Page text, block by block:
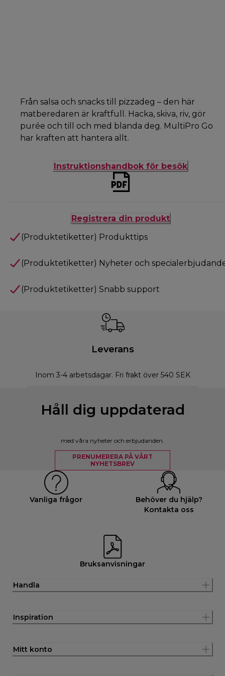
Från salsa och snacks till pizzadeg – den här
matberedaren är kraftfull. Hacka, skiva, riv, gör
purée och till och med blanda deg. MultiPro Go
har kraften att hantera allt.
Instruktionshandbok för besök
Registrera din produkt
(Produktetiketter) Produkttips
(Produktetiketter) Nyheter och
(Produktetiketter) Snabb support
Leverans
Inom 3-4 arbetsdagar. Fri frakt över 540 SEK
Håll dig uppdaterad
med våra nyheter och erbjudanden.
PRENUMERERA PÅ VÅRT
NYHETSBREV
Vanliga frågor
Behöver du hjälp?
Kontakta oss
Bruksanvisningar
Handla
Inspiration
Mitt konto